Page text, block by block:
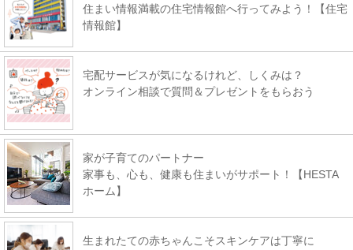
住まい情報満載の住宅情報館へ行ってみよう！【住宅
情報館】
宅配サービスが気になるけれど、しくみは？
オンライン相談で質問＆プレゼントをもらおう
家が子育てのパートナー
家事も、心も、健康も住まいがサポート！【HESTA
ホーム】
生まれたての赤ちゃんこそスキンケアは丁寧に